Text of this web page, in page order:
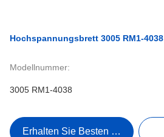
Hochspannungsbrett 3005 RM1-4038
Modellnummer:
3005 RM1-4038
Erhalten Sie Besten Preis